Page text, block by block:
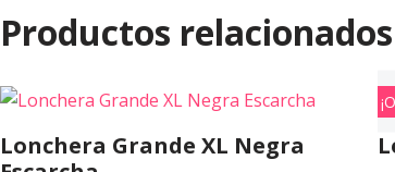
Productos relacionados
Lonchera Grande XL Negra